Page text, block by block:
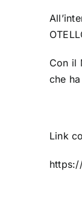
Con il
che
Link